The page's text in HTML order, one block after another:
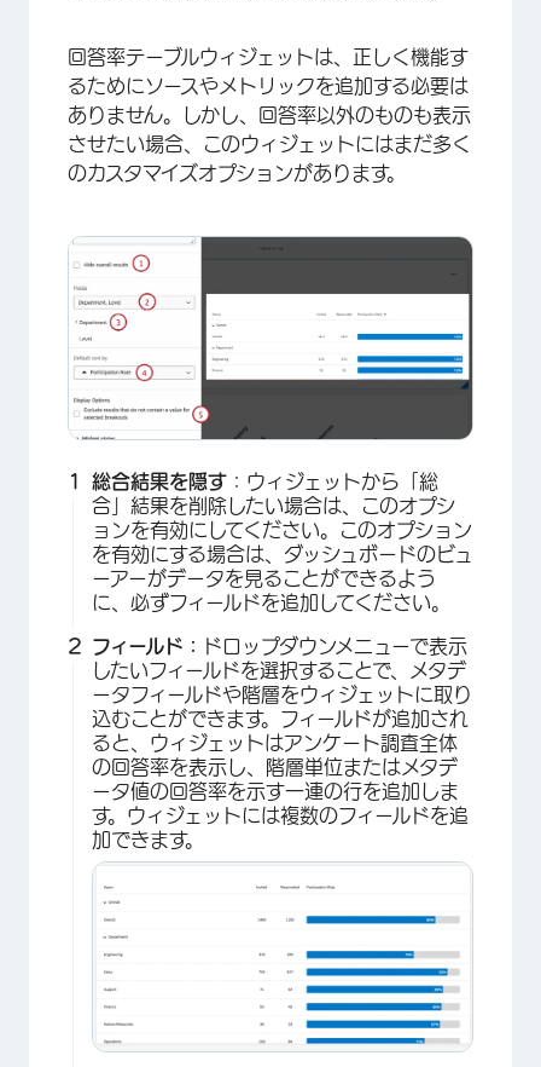
回答率テーブルウィジェットは、正しく機能す
るためにソースやメトリックを追加する必要は
ありません。しかし、回答率以外のものも表示
させたい場合、このウィジェットにはまだ多く
のカスタマイズオプションがあります。
×
総合結果を隠す ：ウィジェットから「総
合」結果を削除したい場合は、このオプシ
ョンを有効にしてください。このオプション
を有効にする場合は、ダッシュボードのビュ
ーアーがデータを見ることができるよう
に、必ずフィールドを追加してください。
フィールド：
ドロップダウンメニューで表示
したいフィールドを選択することで、メタデ
ータフィールドや階層をウィジェットに取り
込むことができます。フィールドが追加され
ると、ウィジェットはアンケート調査全体
の回答率を表示し、階層単位またはメタデ
ータ値の回答率を示す一連の行を追加しま
す。ウィジェットには複数のフィールドを追
加できます。